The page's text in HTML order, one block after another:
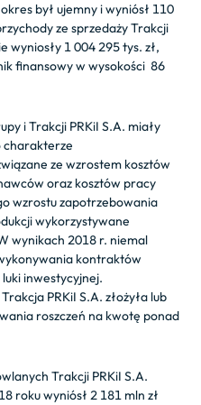
był ujemny i wyniósł 110
ze sprzedaży Trakcji
wyniosły 1 004 295 tys. zł,
finansowy w wysokości 86
i Trakcji PRKiI S.A. miały
charakterze
ze wzrostem kosztów
oraz kosztów pracy
wzrostu zapotrzebowania
wykorzystywane
wynikach 2018 r. niemal
kontraktów
inwestycyjnej.
PRKiI S.A. złożyła lub
roszczeń na kwotę ponad
Trakcji PRKiI S.A.
roku wyniósł 2 181 mln zł